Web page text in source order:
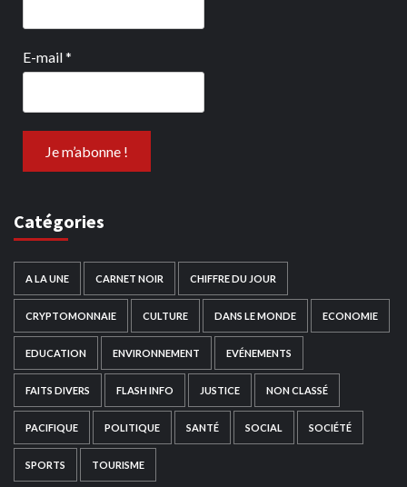
E-mail*
Catégories
A LA UNE CARNET NOIR CHIFFRE DU JOUR
CRYPTOMONNAIE CULTURE DANS LE MONDE ECONOMIE
EDUCATION ENVIRONNEMENT EVÉNEMENTS
FAITS DIVERS FLASH INFO JUSTICE NON CLASSÉ
PACIFIQUE POLITIQUE SANTÉ SOCIAL SOCIÉTÉ
SPORTS TOURISME